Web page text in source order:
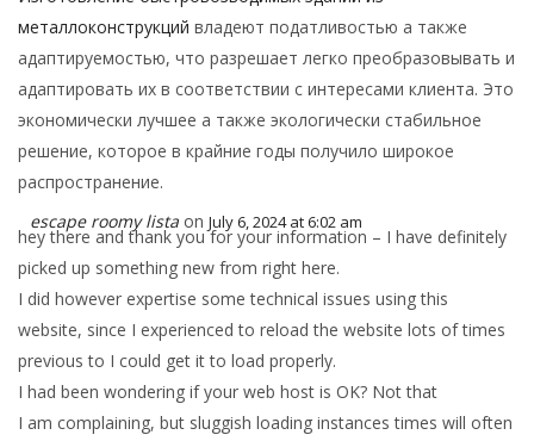
металлоконструкций владеют податливостью а также
адаптируемостью, что разрешает легко преобразовывать и
адаптировать их в соответствии с интересами клиента. Это
экономически лучшее а также экологически стабильное
решение, которое в крайние годы получило широкое
распространение.
escape roomy lista on July 6, 2024 at 6:02 am
hey there and thank you for your information – I have definitely
picked up something new from right here.
I did however expertise some technical issues using this
website, since I experienced to reload the website lots of times
previous to I could get it to load properly.
I had been wondering if your web host is OK? Not that
I am complaining, but sluggish loading instances times will often